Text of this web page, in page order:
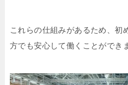
これらの仕組みがあるため、初
方でも安心して働くことができ